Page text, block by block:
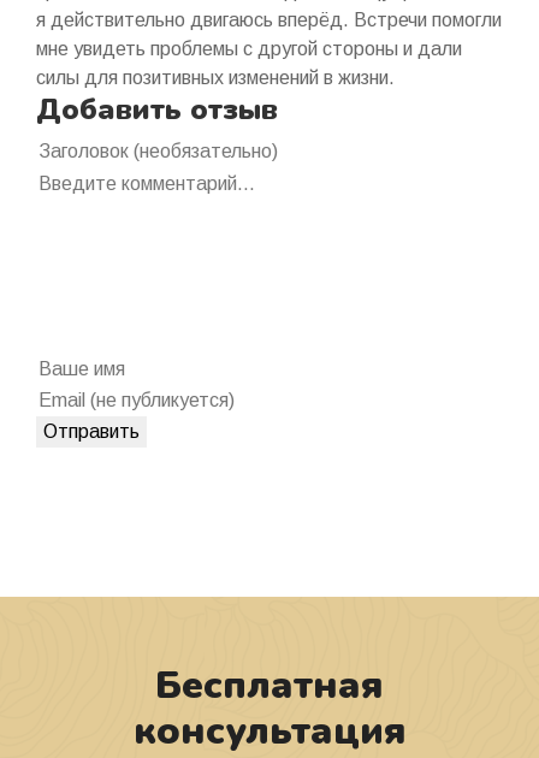
я действительно двигаюсь вперёд. Встречи помогли
мне увидеть проблемы с другой стороны и дали
силы для позитивных изменений в жизни.
Добавить отзыв
Отправить
Бесплатная
консультация